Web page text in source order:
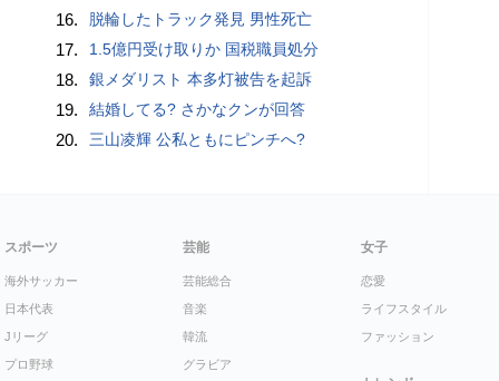
16. 脱輪したトラック発見 男性死亡
17. 1.5億円受け取りか 国税職員処分
18. 銀メダリスト 本多灯被告を起訴
19. 結婚してる? さかなクンが回答
20. 三山凌輝 公私ともにピンチへ?
スポーツ
海外サッカー
日本代表
Jリーグ
プロ野球
芸能
芸能総合
音楽
韓流
グラビア
女子
恋愛
ライフスタイル
ファッション